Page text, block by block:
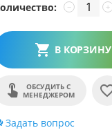
+
−
В КОРЗИНУ
ОБСУДИТЬ С
МЕНЕДЖЕРОМ
Задать вопрос